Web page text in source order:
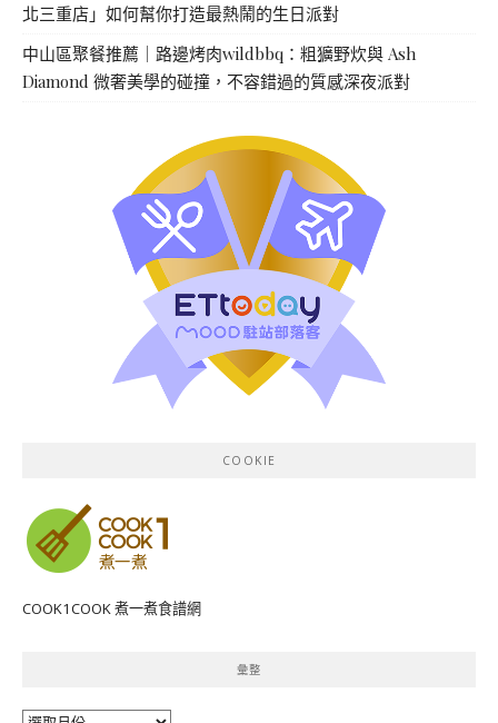
北三重店」如何幫你打造最熱鬧的生日派對
中山區聚餐推薦｜路邊烤肉wildbbq：粗獷野炊與 Ash
Diamond 微奢美學的碰撞，不容錯過的質感深夜派對
COOKIE
COOK1COOK 煮一煮食譜網
彙整